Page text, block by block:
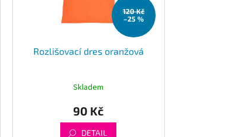
120 Kč
–25 %
Rozlišovací dres oranžová
Skladem
90 Kč
DETAIL